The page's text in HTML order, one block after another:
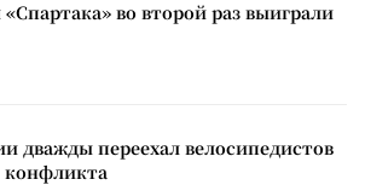
во второй раз выиграли
дважды переехал велосипедистов
конфликта